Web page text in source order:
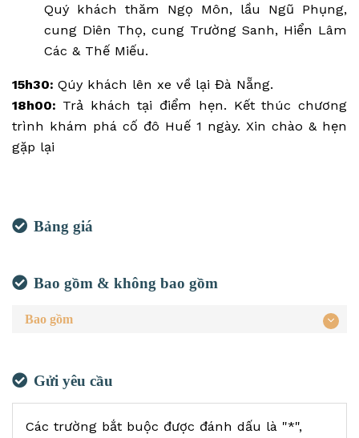
Quý khách thăm Ngọ Môn, lầu Ngũ Phụng,
cung Diên Thọ, cung Trường Sanh, Hiển Lâm
Các & Thế Miếu.
15h30: Qúy khách lên xe về lại Đà Nẵng.
18h00: Trả khách tại điểm hẹn. Kết thúc chương
trình khám phá cố đô Huế 1 ngày. Xin chào & hẹn
gặp lại
Bảng giá
Bao gồm & không bao gồm
Bao gồm
Gửi yêu cầu
Các trường bắt buộc được đánh dấu là "*",